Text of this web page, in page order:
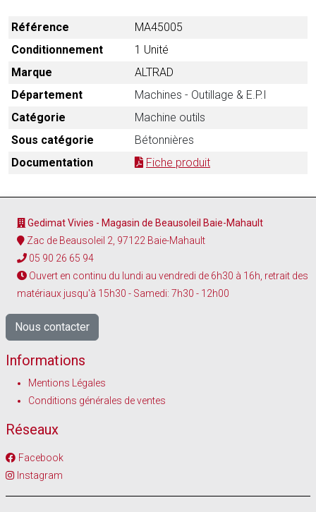
Référence
MA45005
Conditionnement
1 Unité
Marque
ALTRAD
Département
Machines - Outillage & E.P.I
Catégorie
Machine outils
Sous catégorie
Bétonnières
Documentation
Fiche produit
Gedimat Vivies - Magasin de Beausoleil Baie-Mahault
Zac de Beausoleil 2, 97122 Baie-Mahault
05 90 26 65 94
Ouvert en continu du lundi au vendredi de 6h30 à 16h, retrait des
matériaux jusqu'à 15h30 - Samedi: 7h30 - 12h00
Nous contacter
Informations
Mentions Légales
Conditions générales de ventes
Réseaux
Facebook
Instagram